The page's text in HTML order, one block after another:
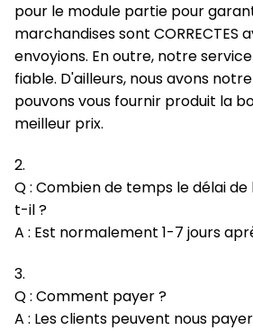
pour le module partie pour
marchandises sont CORRECTES
envoyions. En outre, notre
fiable. D'ailleurs, nous avons
pouvons vous fournir produit la
meilleur prix.
2.
Q : Combien de temps le délai
t-il ?
A : Est normalement 1-7 jours
3.
Q : Comment payer ?
A : Les clients peuvent nous